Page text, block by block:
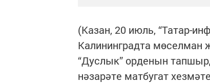
(Казан, 20 июль, “Татар-
Калининградта мөселман
“Дуслык” орденын
нәзарәте матбугат